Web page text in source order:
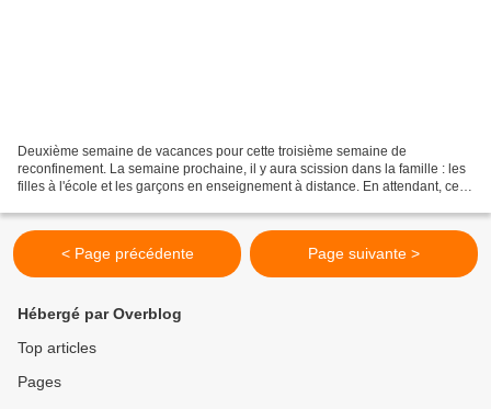
Deuxième semaine de vacances pour cette troisième semaine de
reconfinement. La semaine prochaine, il y aura scission dans la famille : les
filles à l'école et les garçons en enseignement à distance. En attendant, cette
< Page précédente Page suivante >
Hébergé par Overblog
Top articles
Pages